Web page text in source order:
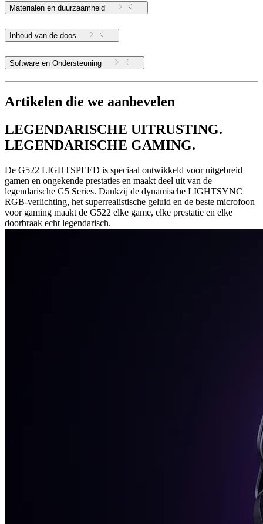
Materialen en duurzaamheid
Inhoud van de doos
Software en Ondersteuning
Artikelen die we aanbevelen
LEGENDARISCHE UITRUSTING.
LEGENDARISCHE GAMING.
De G522 LIGHTSPEED is speciaal ontwikkeld voor uitgebreid
gamen en ongekende prestaties en maakt deel uit van de
legendarische G5 Series. Dankzij de dynamische LIGHTSYNC
RGB-verlichting, het superrealistische geluid en de beste microfoon
voor gaming maakt de G522 elke game, elke prestatie en elke
doorbraak echt legendarisch.